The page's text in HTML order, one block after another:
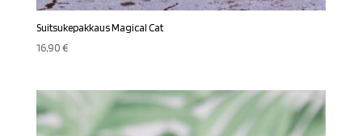
Suitsukepakkaus Magical Cat
16,90€